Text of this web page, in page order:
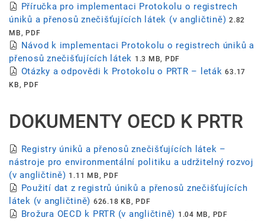
Příručka pro implementaci Protokolu o registrech
úniků a přenosů znečišťujících látek (v angličtině) 2.82
MB, PDF
Návod k implementaci Protokolu o registrech úniků a
přenosů znečišťujících látek 1.3 MB, PDF
Otázky a odpovědi k Protokolu o PRTR – leták 63.17
KB, PDF
DOKUMENTY OECD K PRTR
Registry úniků a přenosů znečišťujících látek –
nástroje pro environmentální politiku a udržitelný rozvoj
(v angličtině) 1.11 MB, PDF
Použití dat z registrů úniků a přenosů znečišťujících
látek (v angličtině) 626.18 KB, PDF
Brožura OECD k PRTR (v angličtině) 1.04 MB, PDF